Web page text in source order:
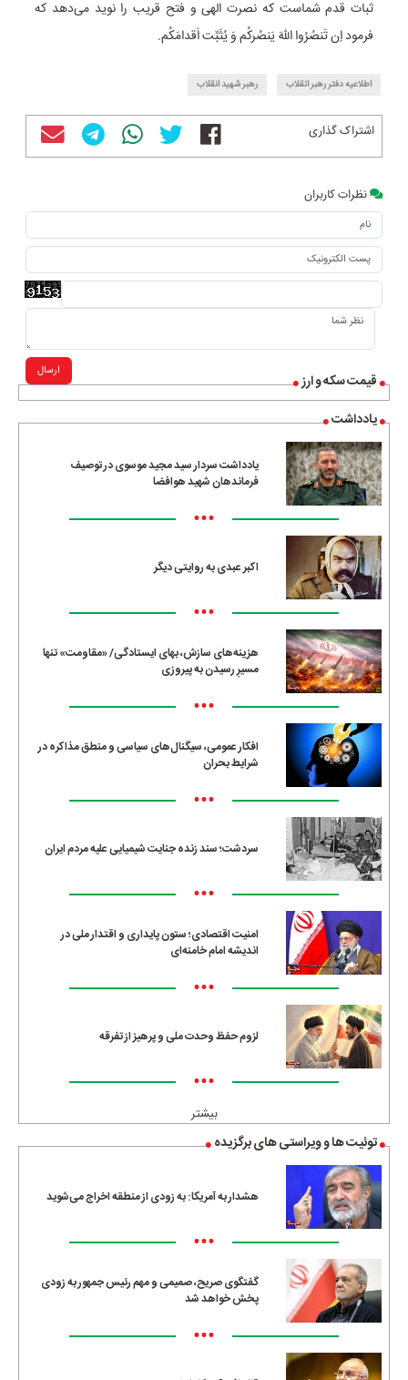
قیمت سکه و ارز
یادداشت
یادداشت سردار سید مجید موسوی در توصیف
فرماندهان شهید هوافضا
•••
اکبر عبدی به روایتی دیگر
•••
هزینه‌های سازش، بهای ایستادگی/ «مقاومت» تنها
مسیرِ رسیدن به پیروزی
•••
افکار عمومی، سیگنال‌های سیاسی و منطق مذاکره در
شرایط بحران
•••
سردشت؛ سند زنده جنایت شیمیایی علیه مردم ایران
•••
امنیت اقتصادی؛ ستون پایداری و اقتدار ملی در
اندیشه امام خامنه‌ای
•••
لزوم حفظ وحدت ملی و پرهیز از تفرقه
•••
بیشتر
توئیت ها و ویراستی های برگزیده
هشدار به آمریکا: به زودی از منطقه اخراج می‌شوید
•••
گفتگوی صریح، صمیمی و مهم رئیس جمهور به زودی
پخش خواهد شد
•••
ثبات قدم شماست که نصرت الهی و فتح قریب را نوید می‌دهد که
فرمود اِن تَنصُرُوا اللهَ یَنصُرکُم وَ یُثَبِّت اَقدامَکُم.
اطلاعیه دفتر رهبر انقلاب رهبر شهید انقلاب
اشتراک گذاری
نظرات کاربران
ارسال